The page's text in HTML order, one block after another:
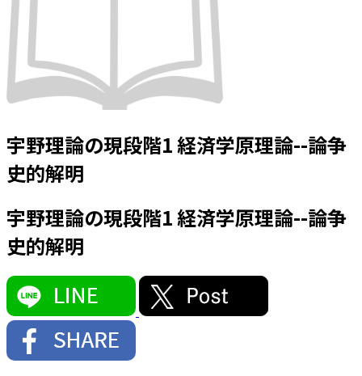
宇野理論の現段階1 経済学原理論--論争
史的解明
宇野理論の現段階1 経済学原理論--論争
史的解明